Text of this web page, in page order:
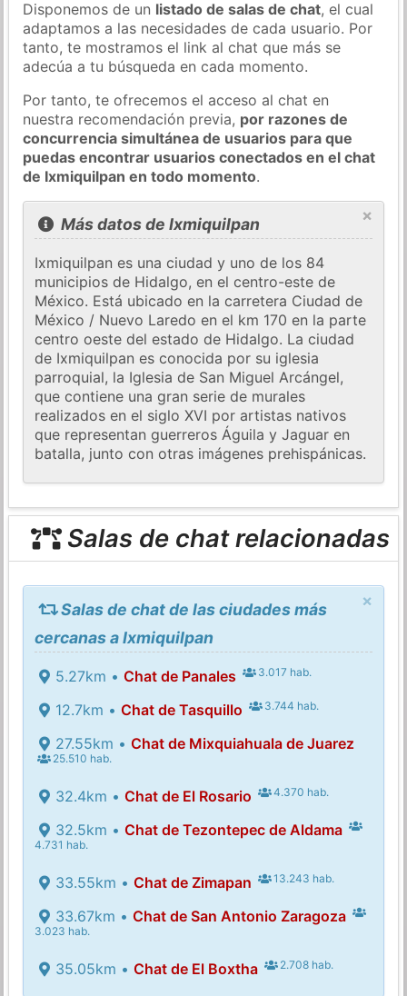
Disponemos de un listado de salas de chat, el cual
adaptamos a las necesidades de cada usuario. Por
tanto, te mostramos el link al chat que más se
adecúa a tu búsqueda en cada momento.
Por tanto, te ofrecemos el acceso al chat en
nuestra recomendación previa, por razones de
concurrencia simultánea de usuarios para que
puedas encontrar usuarios conectados en el chat
de Ixmiquilpan en todo momento.
×
Más datos de Ixmiquilpan
Ixmiquilpan es una ciudad y uno de los 84
municipios de Hidalgo, en el centro-este de
México. Está ubicado en la carretera Ciudad de
México / Nuevo Laredo en el km 170 en la parte
centro oeste del estado de Hidalgo. La ciudad
de Ixmiquilpan es conocida por su iglesia
parroquial, la Iglesia de San Miguel Arcángel,
que contiene una gran serie de murales
realizados en el siglo XVI por artistas nativos
que representan guerreros Águila y Jaguar en
batalla, junto con otras imágenes prehispánicas.
Salas de chat relacionadas
×
Salas de chat de las ciudades más
cercanas a Ixmiquilpan
5.27km • Chat de Panales 3.017 hab.
12.7km • Chat de Tasquillo 3.744 hab.
27.55km • Chat de Mixquiahuala de Juarez
25.510 hab.
32.4km • Chat de El Rosario 4.370 hab.
32.5km • Chat de Tezontepec de Aldama
4.731 hab.
33.55km • Chat de Zimapan 13.243 hab.
33.67km • Chat de San Antonio Zaragoza
3.023 hab.
35.05km • Chat de El Boxtha 2.708 hab.